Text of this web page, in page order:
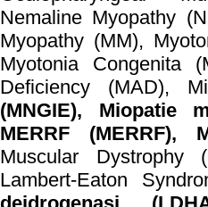
Nemaline Myopathy
Myopathy (MM),
Myotonia Congenita
Deficiency (MAD),
(MNGIE), Miopatie
MERRF (MERRF),
Muscular Dystrophy
Lambert-Eaton